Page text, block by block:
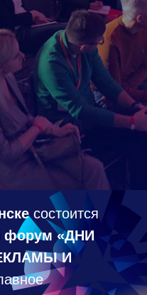
состоится
форум «ДНИ
И